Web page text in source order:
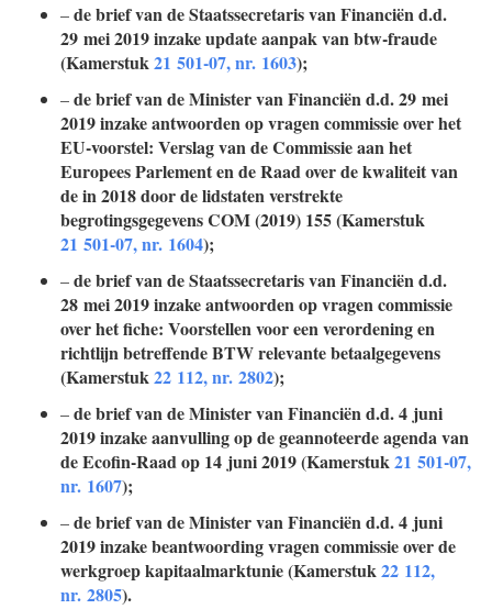
–de brief van de Staatssecretaris van Financiën d.d.
29 mei 2019 inzake update aanpak van btw-fraude
(Kamerstuk21 501-07, nr. 1603);
–de brief van de Minister van Financiën d.d. 29 mei
2019 inzake antwoorden op vragen commissie over het
EU-voorstel: Verslag van de Commissie aan het
Europees Parlement en de Raad over de kwaliteit van
de in 2018 door de lidstaten verstrekte
begrotingsgegevens COM (2019) 155 (Kamerstuk
21 501-07, nr. 1604);
–de brief van de Staatssecretaris van Financiën d.d.
28 mei 2019 inzake antwoorden op vragen commissie
over het fiche: Voorstellen voor een verordening en
richtlijn betreffende BTW relevante betaalgegevens
(Kamerstuk22 112, nr. 2802);
–de brief van de Minister van Financiën d.d. 4 juni
2019 inzake aanvulling op de geannoteerde agenda van
de Ecofin-Raad op 14 juni 2019 (Kamerstuk21 501-07,
nr. 1607);
–de brief van de Minister van Financiën d.d. 4 juni
2019 inzake beantwoording vragen commissie over de
werkgroep kapitaalmarktunie (Kamerstuk22 112,
nr. 2805).